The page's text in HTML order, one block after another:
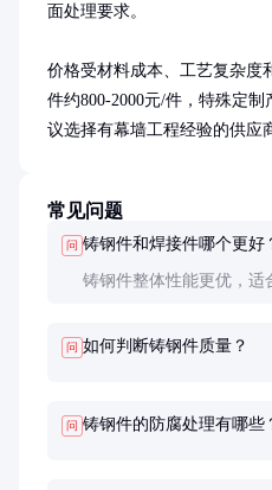
面处理要求。
价格受材料成本、工艺复杂度
件约800-2000元/件，特殊定
议选择有幕墙工程经验的供应
常见问题
问 铸钢件和焊接件哪个更好
铸钢件整体性能更优，适
问 如何判断铸钢件质量？
问 铸钢件的防腐处理有哪些